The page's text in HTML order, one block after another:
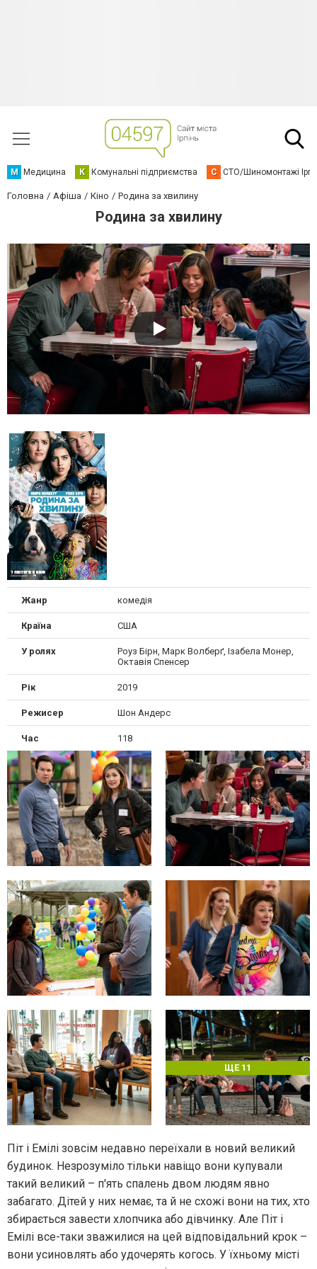
М Медицина К Комунальні підприємства С СТО/Шиномонтажі
Головна Афіша Кіно Родина за хвилину
Родина за хвилину
Жанр комедія
Країна США
У ролях
Роуз Бірн, Марк Волберґ, Ізабела Монер,
Октавія Спенсер
Рік 2019
Режисер Шон Андерс
Час 118
ЩЕ 11
Піт і Емілі зовсім недавно переїхали в новий великий
будинок. Незрозуміло тільки навіщо вони купували
такий великий – п'ять спалень двом людям явно
забагато. Дітей у них немає, та й не схожі вони на тих, хто
збирається завести хлопчика або дівчинку. Але Піт і
Емілі все-таки зважилися на цей відповідальний крок –
вони усиновлять або удочерять когось. У їхньому місті